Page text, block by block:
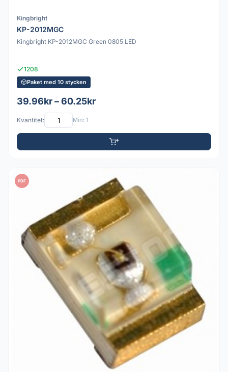
Kingbright
KP-2012MGC
Kingbright KP-2012MGC Green 0805 LED
1208
Paket med 10 stycken
39.96kr – 60.25kr
Kvantitet: Min: 1
PDF